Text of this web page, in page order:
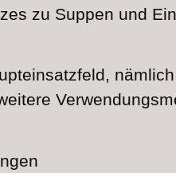
zu Suppen und